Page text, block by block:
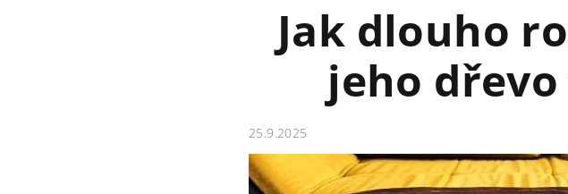
Jak dlouho
jeho
25.9.2025